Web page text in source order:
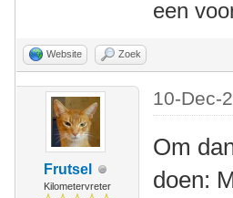
een
Website Zoek
Frutsel
Kilometervreter
10-Dec-
Om
doen: